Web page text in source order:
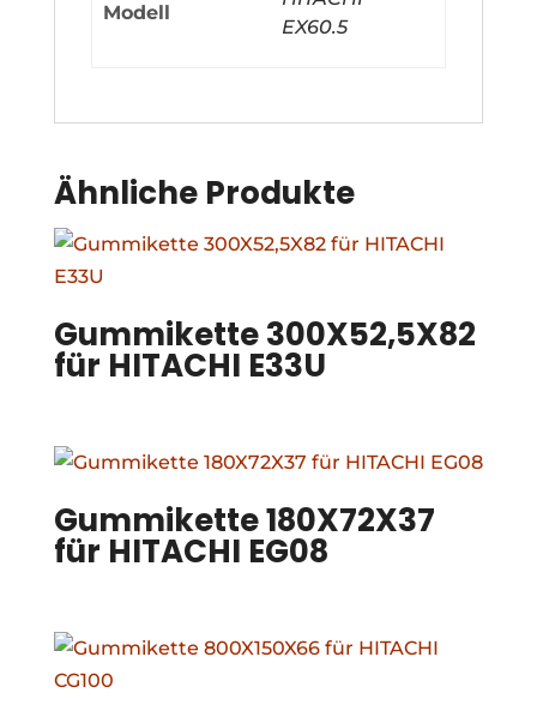
Modell
EX60.5
Ähnliche Produkte
Gummikette 300X52,5X82
für HITACHI E33U
Gummikette 180X72X37
für HITACHI EG08